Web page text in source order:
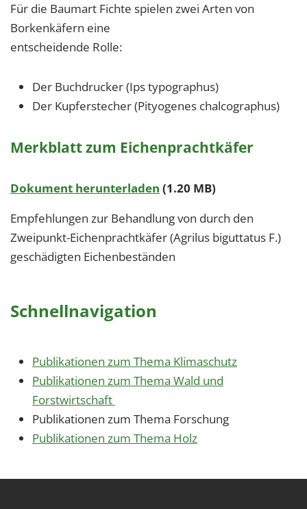
Für die Baumart Fichte spielen zwei Arten von
Borkenkäfern eine
entscheidende Rolle:
Der Buchdrucker (Ips typographus)
Der Kupferstecher (Pityogenes chalcographus)
Merkblatt zum Eichenprachtkäfer
Dokument herunterladen (1.20 MB)
Empfehlungen zur Behandlung von durch den
Zweipunkt-Eichenprachtkäfer (Agrilus biguttatus F.)
geschädigten Eichenbeständen
Schnellnavigation
Publikationen zum Thema Klimaschutz
Publikationen zum Thema Wald und
Forstwirtschaft
Publikationen zum Thema Forschung
Publikationen zum Thema Holz